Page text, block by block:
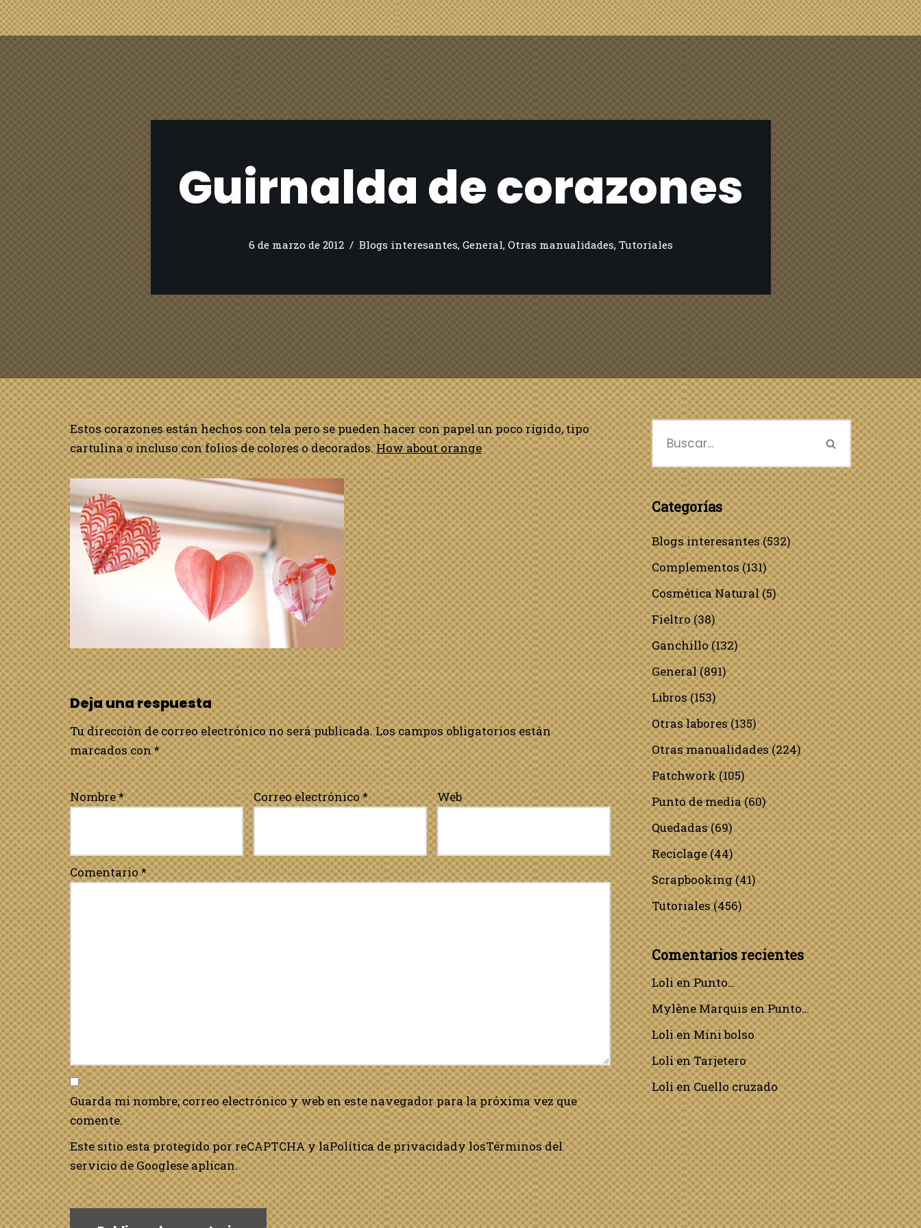
Guirnalda de corazones
6 de marzo de 2012 Blogs interesantes, General, Otras manualidades, Tutoriales
Estos corazones están hechos con tela pero se pueden hacer con papel un poco rígido, tipo
cartulina o incluso con folios de colores o decorados.How about orange
Deja una respuesta
Tu dirección de correo electrónico no será publicada. Los campos obligatorios están
marcados con*
Nombre* Correo electrónico* Web
Comentario*
Guarda mi nombre, correo electrónico y web en este navegador para la próxima vez que
comente.
Este sitio esta protegido por reCAPTCHA y laPolítica de privacidady losTérminos del
servicio de Googlese aplican.
Categorías
Blogs interesantes(532)
Complementos(131)
Cosmética Natural(5)
Fieltro(38)
Ganchillo(132)
General(891)
Libros(153)
Otras labores(135)
Otras manualidades(224)
Patchwork(105)
Punto de media(60)
Quedadas(69)
Reciclage(44)
Scrapbooking(41)
Tutoriales(456)
Comentarios recientes
LolienPunto…
Mylène MarquisenPunto…
LolienMini bolso
LolienTarjetero
LolienCuello cruzado